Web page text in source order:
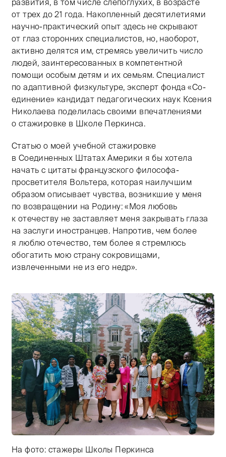
развития, в том числе слепоглухих, в возрасте
от трех до 21 года. Накопленный десятилетиями
научно-практический опыт здесь не скрывают
от глаз сторонних специалистов, но, наоборот,
активно делятся им, стремясь увеличить число
людей, заинтересованных в компетентной
помощи особым детям и их семьям. Специалист
по адаптивной физкультуре, эксперт фонда «Со-
единение» кандидат педагогических наук Ксения
Николаева поделилась своими впечатлениями
о стажировке в Школе Перкинса.
Статью о моей учебной стажировке
в Соединенных Штатах Америки я бы хотела
начать с цитаты французского философа-
просветителя Вольтера, которая наилучшим
образом описывает чувства, возникшие у меня
по возвращении на Родину: «Моя любовь
к отечеству не заставляет меня закрывать глаза
на заслуги иностранцев. Напротив, чем более
я люблю отечество, тем более я стремлюсь
обогатить мою страну сокровищами,
извлеченными не из его недр».
На фото: стажеры Школы Перкинса